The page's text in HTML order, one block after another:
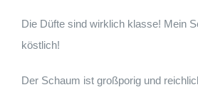
Die Düfte sind wirklich klasse! Mein
köstlich!
Der Schaum ist großporig und